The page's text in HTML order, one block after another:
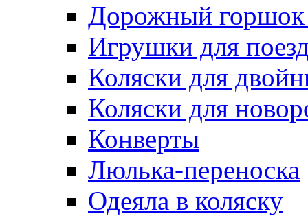
Дорожный горшок
Игрушки для
Коляски для
Коляски для
Конверты
Люлька-переноска
Одеяла в коляску